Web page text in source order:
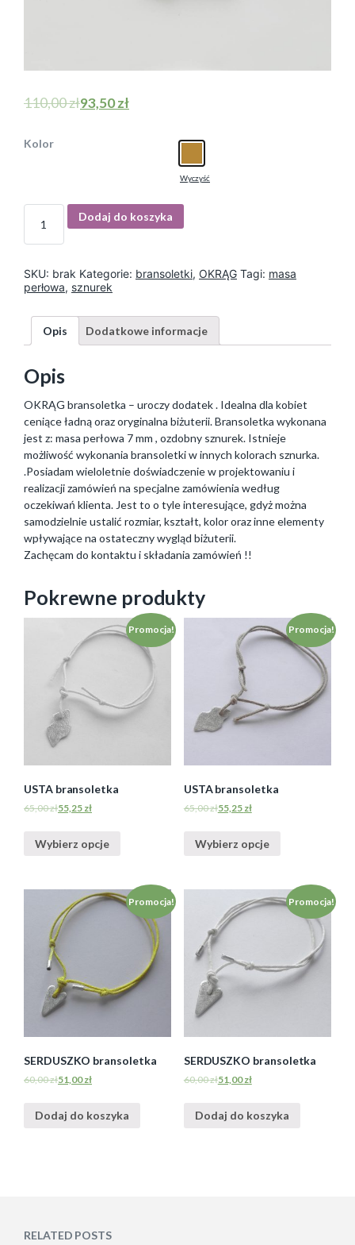
110,00zł93,50zł
Kolor
Wyczyść
I
ś
Dodaj do koszyka
SKU: brak Kategorie: bransoletki, OKRĄG Tagi: masa
perłowa, sznurek
Opis Dodatkowe informacje
Opis
OKRĄG bransoletka – uroczy dodatek . Idealna dla kobiet
ceniące ładną oraz oryginalna biżuterii. Bransoletka wykonana
jest z: masa perłowa 7 mm , ozdobny sznurek. Istnieje
możliwość wykonania bransoletki w innych kolorach sznurka.
.Posiadam wieloletnie doświadczenie w projektowaniu i
realizacji zamówień na specjalne zamówienia według
oczekiwań klienta. Jest to o tyle interesujące, gdyż można
samodzielnie ustalić rozmiar, kształt, kolor oraz inne elementy
wpływające na ostateczny wygląd biżuterii.
Zachęcam do kontaktu i składania zamówień !!
Pokrewne produkty
Promocja!
USTA bransoletka
65,00zł55,25 zł
Wybierz opcje
Promocja!
USTA bransoletka
65,00zł55,25 zł
Wybierz opcje
Promocja!
SERDUSZKO bransoletka
60,00zł51,00zł
Dodaj do koszyka
Promocja!
SERDUSZKO bransoletka
60,00zł51,00zł
Dodaj do koszyka
RELATED POSTS